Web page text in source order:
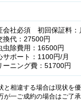
会社必須 初回保証料：
換代：27500円
虫除費用：16500円
サポート：1100円/月
ーニング費：51700円
相違する場合は現状を優
一ご成約の場合はご了承